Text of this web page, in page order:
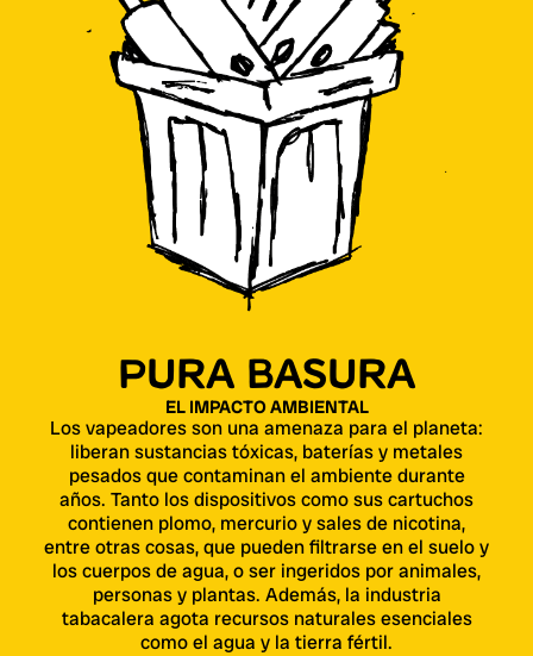
PURA BASURA
EL IMPACTO AMBIENTAL
Los vapeadores son una amenaza para el planeta:
liberan sustancias tóxicas, baterías y metales
pesados que contaminan el ambiente durante
años. Tanto los dispositivos como sus cartuchos
contienen plomo, mercurio y sales de nicotina,
entre otras cosas, que pueden filtrarse en el suelo y
los cuerpos de agua, o ser ingeridos por animales,
personas y plantas. Además, la industria
tabacalera agota recursos naturales esenciales
como el agua y la tierra fértil.